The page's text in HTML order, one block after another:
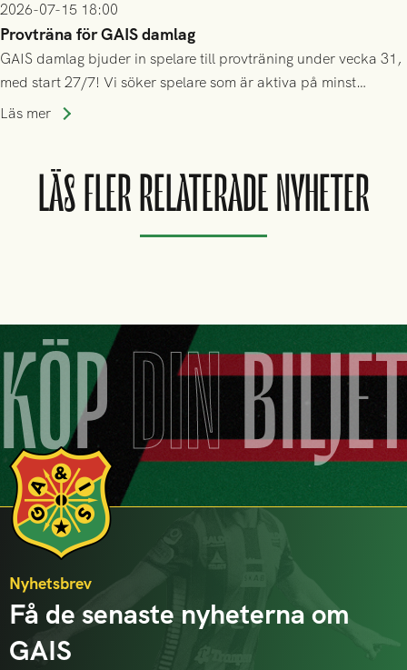
2026-07-15 18:00
Provträna för GAIS damlag
GAIS damlag bjuder in spelare till provträning under vecka 31,
med start 27/7! Vi söker spelare som är aktiva på minst
division 3-nivå.
Läs mer
LÄS FLER RELATERADE NYHETER
KÖPDIN
Nyhetsbrev
Få de senaste nyheterna om
GAIS